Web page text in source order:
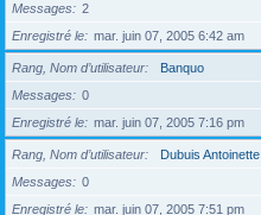
Messages
2
Enregistré le
mar. juin 07, 2005 6:42 am
Rang, Nom d’utilisateur
Banquo
Messages
0
Enregistré le
mar. juin 07, 2005 7:16 pm
Rang, Nom d’utilisateur
Dubuis Antoinette
Messages
0
Enregistré le
mar. juin 07, 2005 7:51 pm